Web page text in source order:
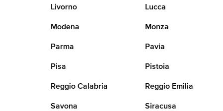
Livorno Lucca
Modena Monza
Parma Pavia
Pisa Pistoia
Reggio Calabria Reggio Emilia
Savona Siracusa